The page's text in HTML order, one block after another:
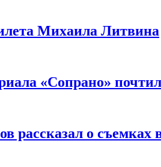
Михаила Литвина
«Сопрано»
рассказал о съемках